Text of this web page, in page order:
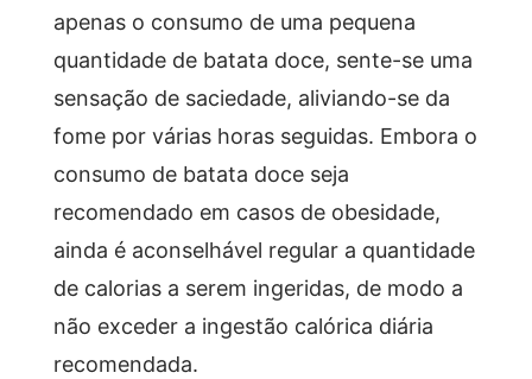
apenas o consumo de uma pequena
quantidade de batata doce, sente-se uma
sensação de saciedade, aliviando-se da
fome por várias horas seguidas. Embora o
consumo de batata doce seja
recomendado em casos de obesidade,
ainda é aconselhável regular a quantidade
de calorias a serem ingeridas, de modo a
não exceder a ingestão calórica diária
recomendada.